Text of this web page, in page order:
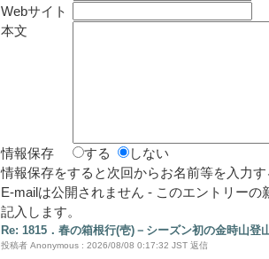
Webサイト
本文
情報保存 する
しない
情報保存をすると次回からお名前等を入力
E-mailは公開されません - このエントリーの
記入します。
Re: 1815．春の箱根行(壱)－シーズン初の金時山登
投稿者 Anonymous : 2026/08/08 0:17:32 JST 返信